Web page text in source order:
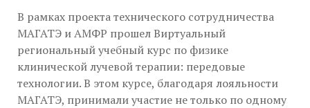
В рамках проекта технического сотрудничества
МАГАТЭ и АМФР прошел Виртуальный
региональный учебный курс по физике
клинической лучевой терапии: передовые
технологии. В этом курсе, благодаря лояльности
МАГАТЭ, принимали участие не только по одному